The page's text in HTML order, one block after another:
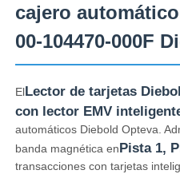
cajero automático
00-104470-000F
ElLector de tarjetas
con lector EMV
automáticos Diebold Opteva.
banda magnética enPista 1,
transacciones con tarjetas